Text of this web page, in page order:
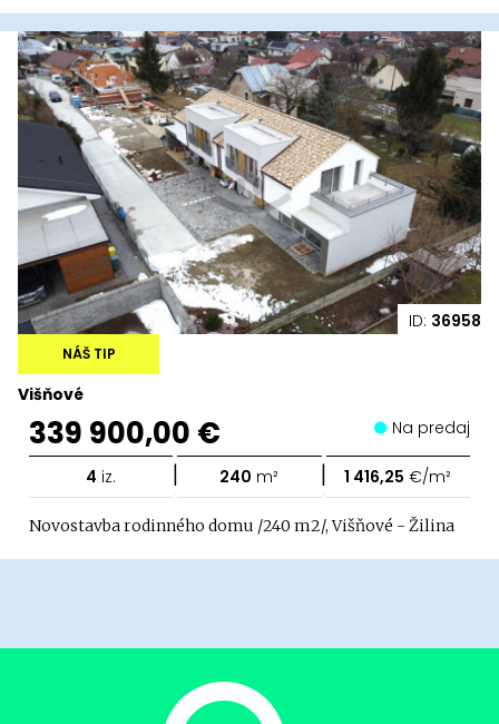
ID: 36958
Višňové
NÁŠ TIP
339 900,00 € Na predaj
4 iz. | 240 m² | 1 416,25 €/m²
Novostavba rodinného domu /240 m2/, Višňové - Žilina